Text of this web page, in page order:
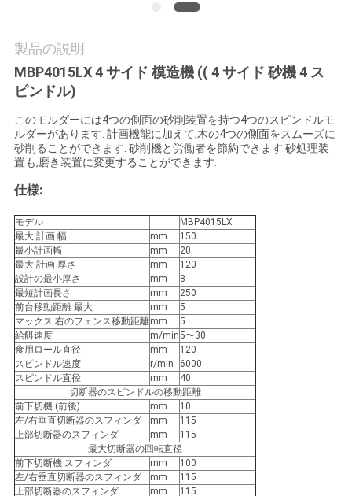
絡
し
な
さ
い
ニ
ュ
ー
ス
引
用
を
要
製品の説明
MBP4015LX 4 サイド 模造機 (( 4 サイド 砂機 4 ス
ピンドル)
このモルダーには4つの側面の砂削装置を持つ4つのスピンドルモ
ルダーがあります. 計画機能に加えて,木の4つの側面をスムーズに
砂削ることができます. 砂削機と労働者を節約できます.砂処理装
置も,磨き装置に変更することができます.
仕様:
モデル
MBP4015LX
最大 計画 幅
mm
150
最小計画幅
mm
20
最大 計画 厚さ
mm
120
設計の最小厚さ
mm
8
最短計画長さ
mm
250
前台移動距離 最大
mm
5
マックス.右のフェンス移動距離mm
5
給餌速度
m/min5〜30
食用ロール直径
mm
120
スピンドル速度
r/min
6000
スピンドル直径
mm
40
切断器のスピンドルの移動距離
前下切機 (前後)
mm
10
左/右垂直切断器のスフィンダ
mm
115
上部切断器のスフィンダ
mm
115
最大切断器の回転直径
前下切断機 スフィンダ
mm
100
左/右垂直切断器のスフィンダ
mm
115
上部切断器のスフィンダ
mm
115